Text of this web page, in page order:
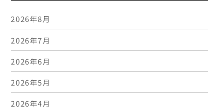
2026年8月
2026年7月
2026年6月
2026年5月
2026年4月